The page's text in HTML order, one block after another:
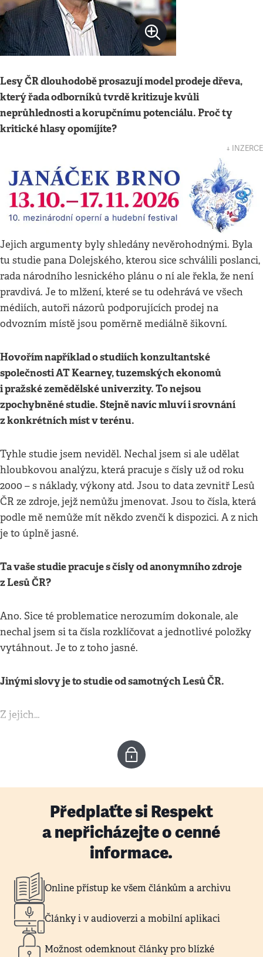
Lesy ČR dlouhodobě prosazují model prodeje dřeva,
který řada odborníků tvrdě kritizuje kvůli
neprůhlednosti a korupčnímu potenciálu. Proč ty
kritické hlasy opomíjíte?
↓ INZERCE
Jejich argumenty byly shledány nevěrohodnými. Byla
tu studie pana Dolejského, kterou sice schválili poslanci,
rada národního lesnického plánu o ní ale řekla, že není
pravdivá. Je to mlžení, které se tu odehrává ve všech
médiích, autoři názorů podporujících prodej na
odvozním místě jsou poměrně mediálně šikovní.
Hovořím například o studiích konzultantské
společnosti AT Kearney, tuzemských ekonomů
i pražské zemědělské univerzity. To nejsou
zpochybněné studie. Stejně navíc mluví i srovnání
z konkrétních míst v terénu.
Tyhle studie jsem neviděl. Nechal jsem si ale udělat
hloubkovou analýzu, která pracuje s čísly už od roku
2000 – s náklady, výkony atd. Jsou to data zevnitř Lesů
ČR ze zdroje, jejž nemůžu jmenovat. Jsou to čísla, která
podle mě nemůže mít někdo zvenčí k dispozici. A z nich
je to úplně jasné.
Ta vaše studie pracuje s čísly od anonymního zdroje
z Lesů ČR?
Ano. Sice té problematice nerozumím dokonale, ale
nechal jsem si ta čísla rozklíčovat a jednotlivé položky
vytáhnout. Je to z toho jasné.
Jinými slovy je to studie od samotných Lesů ČR.
Z jejich…
Předplaťte si Respekt
a nepřicházejte o cenné
informace.
Online přístup ke všem článkům a archivu
Články i v audioverzi a mobilní aplikaci
Možnost odemknout články pro blízké